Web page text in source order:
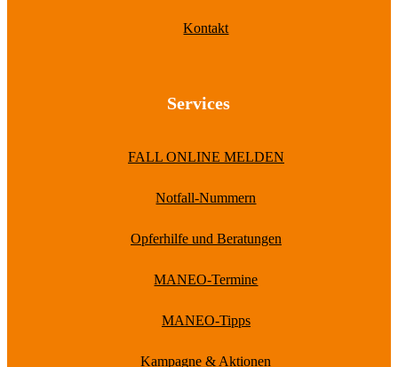
Kontakt
Services
FALL ONLINE MELDEN
Notfall-Nummern
Opferhilfe und Beratungen
MANEO-Termine
MANEO-Tipps
Kampagne & Aktionen